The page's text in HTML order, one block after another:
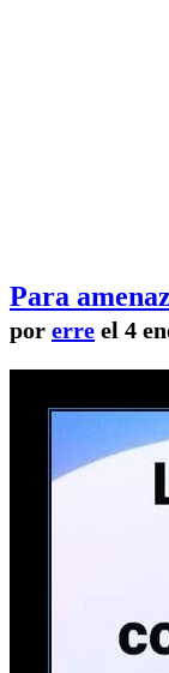
Para
por erre el 4